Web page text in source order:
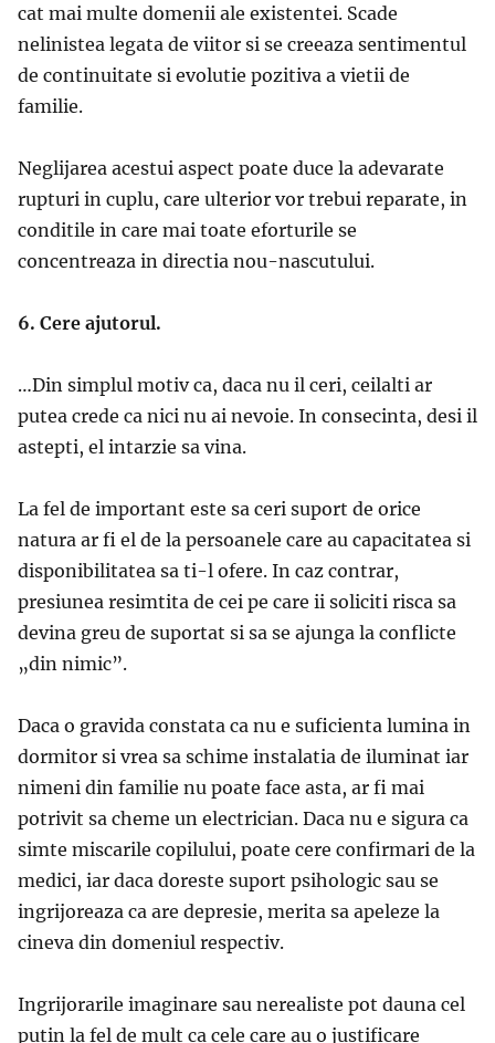
cat mai multe domenii ale existentei. Scade
nelinistea legata de viitor si se creeaza sentimentul
de continuitate si evolutie pozitiva a vietii de
familie.
Neglijarea acestui aspect poate duce la adevarate
rupturi in cuplu, care ulterior vor trebui reparate, in
conditile in care mai toate eforturile se
concentreaza in directia nou-nascutului.
6. Cere ajutorul.
…Din simplul motiv ca, daca nu il ceri, ceilalti ar
putea crede ca nici nu ai nevoie. In consecinta, desi il
astepti, el intarzie sa vina.
La fel de important este sa ceri suport de orice
natura ar fi el de la persoanele care au capacitatea si
disponibilitatea sa ti-l ofere. In caz contrar,
presiunea resimtita de cei pe care ii soliciti risca sa
devina greu de suportat si sa se ajunga la conflicte
„din nimic”.
Daca o gravida constata ca nu e suficienta lumina in
dormitor si vrea sa schime instalatia de iluminat iar
nimeni din familie nu poate face asta, ar fi mai
potrivit sa cheme un electrician. Daca nu e sigura ca
simte miscarile copilului, poate cere confirmari de la
medici, iar daca doreste suport psihologic sau se
ingrijoreaza ca are depresie, merita sa apeleze la
cineva din domeniul respectiv.
Ingrijorarile imaginare sau nerealiste pot dauna cel
putin la fel de mult ca cele care au o justificare